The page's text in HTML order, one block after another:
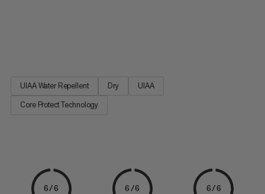
UIAA Water Repellent Dry
UIAA
Core Protect Technology
6/6 6/6 6/6